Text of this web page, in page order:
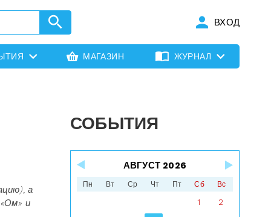
ВХОД
МАГАЗИН ЖУРНАЛ
а
и
СОБЫТИЯ
АВГУСТ 2026
Пн Вт Ср Чт Пт Сб Вс
1 2